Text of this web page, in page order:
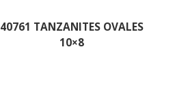
40761 TANZANITES OVALES
10×8